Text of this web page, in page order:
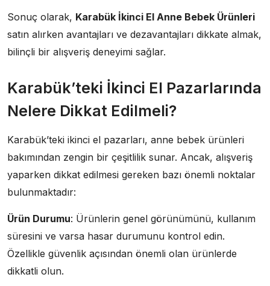
Sonuç olarak, Karabük İkinci El Anne Bebek Ürünleri
satın alırken avantajları ve dezavantajları dikkate almak,
bilinçli bir alışveriş deneyimi sağlar.
Karabük’teki İkinci El Pazarlarında
Nelere Dikkat Edilmeli?
Karabük’teki ikinci el pazarları, anne bebek ürünleri
bakımından zengin bir çeşitlilik sunar. Ancak, alışveriş
yaparken dikkat edilmesi gereken bazı önemli noktalar
bulunmaktadır:
Ürün Durumu: Ürünlerin genel görünümünü, kullanım
süresini ve varsa hasar durumunu kontrol edin.
Özellikle güvenlik açısından önemli olan ürünlerde
dikkatli olun.